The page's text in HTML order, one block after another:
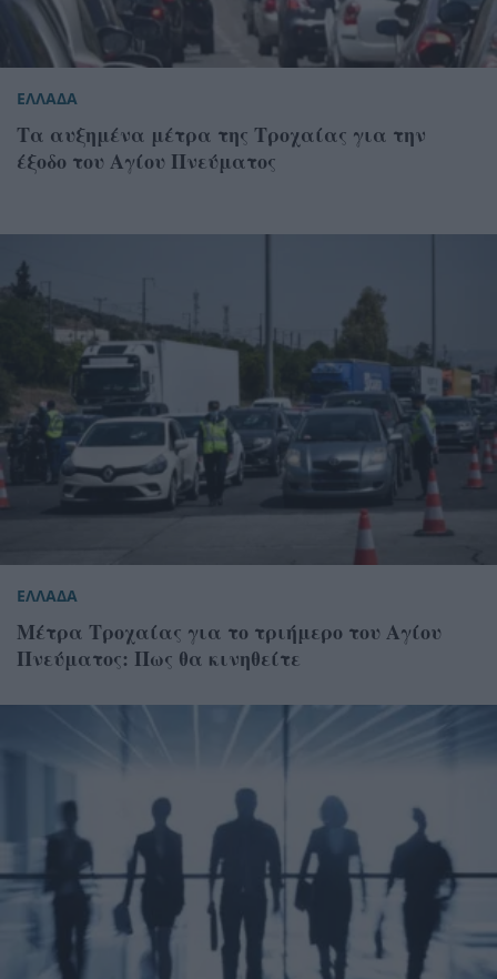
ΕΛΛΑΔΑ
Τα αυξημένα μέτρα της Τροχαίας για την
έξοδο του Αγίου Πνεύματος
ΕΛΛΑΔΑ
Μέτρα Τροχαίας για το τριήμερο του Αγίου
Πνεύματος: Πως θα κινηθείτε